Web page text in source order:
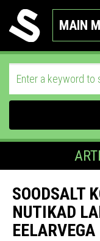
MAIN
SOODSALT
NUTIKAD
EELARVEGA